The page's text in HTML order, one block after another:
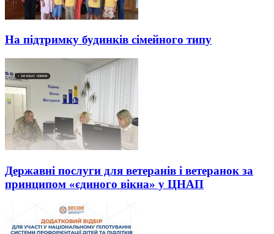
На підтримку будинків сімейного типу
Державні послуги для ветеранів і ветеранок за
принципом «єдиного вікна» у ЦНАП